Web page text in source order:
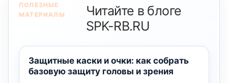
ПОЛЕЗНЫЕ
МАТЕРИАЛЫ
Читайте в блоге
SPK-RB.RU
Защитные каски и очки: как собрать
базовую защиту головы и зрения